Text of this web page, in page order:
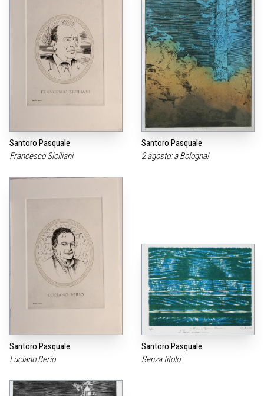
Santoro Pasquale
Francesco Siciliani
Santoro Pasquale
2 agosto: a Bologna!
Santoro Pasquale
Luciano Berio
Santoro Pasquale
Senza titolo